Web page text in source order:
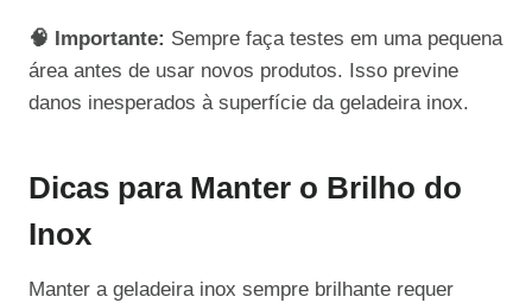
🧠 Importante: Sempre faça testes em uma pequena
área antes de usar novos produtos. Isso previne
danos inesperados à superfície da geladeira inox.
Dicas para Manter o Brilho do
Inox
Manter a geladeira inox sempre brilhante requer